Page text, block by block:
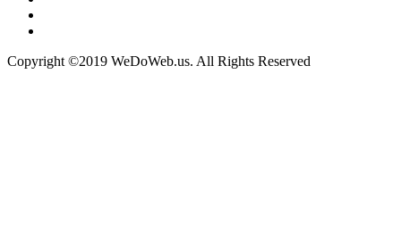
Copyright ©2019 WeDoWeb.us. All Rights Reserved